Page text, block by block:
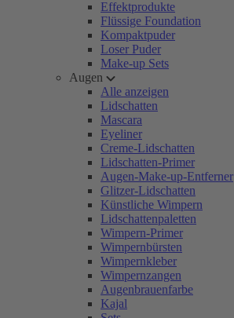
Effektprodukte
Flüssige Foundation
Kompaktpuder
Loser Puder
Make-up Sets
Augen
Alle anzeigen
Lidschatten
Mascara
Eyeliner
Creme-Lidschatten
Lidschatten-Primer
Augen-Make-up-Entferner
Glitzer-Lidschatten
Künstliche Wimpern
Lidschattenpaletten
Wimpern-Primer
Wimpernbürsten
Wimpernkleber
Wimpernzangen
Augenbrauenfarbe
Kajal